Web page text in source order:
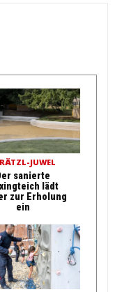
JUWEL
sanierte
lädt
zur Erholung
ein